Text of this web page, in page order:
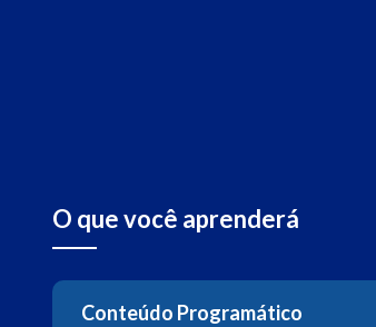
O que você aprenderá
Conteúdo Programático